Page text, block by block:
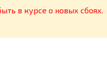
в курсе о новых сбоях.